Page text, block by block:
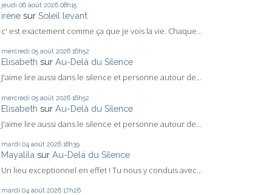
jeudi 06 août 2026 08h15
irène sur Soleil levant
c' est exactement comme ça que je vois la vie. Chaque...
mercredi 05 août 2026 16h52
Elisabeth sur Au-Delà du Silence
J'aime lire aussi dans le silence et personne autour de...
mercredi 05 août 2026 16h52
Elisabeth sur Au-Delà du Silence
J'aime lire aussi dans le silence et personne autour de...
mardi 04 août 2026 18h39
Mayalila sur Au-Delà du Silence
Un lieu exceptionnel en effet ! Tu nous y conduis avec...
mardi 04 août 2026 17h26